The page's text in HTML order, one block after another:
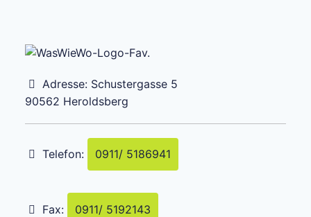
Adresse: Schustergasse 5
90562 Heroldsberg
Telefon: 0911/ 5186941
Fax: 0911/ 5192143